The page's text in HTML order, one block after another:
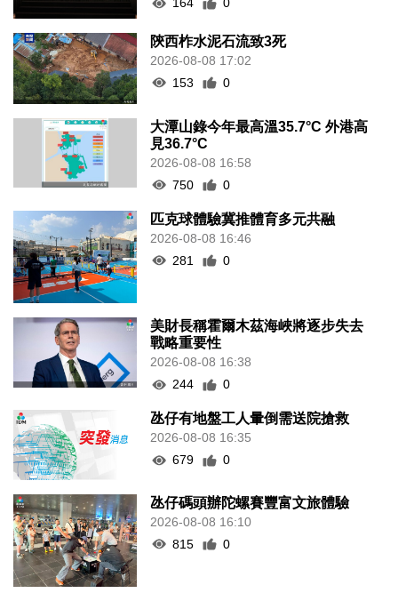
陝西柞水泥石流致3死
2026-08-08 17:02
153
0
大潭山錄今年最高溫35.7°C 外港高
見36.7°C
2026-08-08 16:58
750
0
匹克球體驗冀推體育多元共融
2026-08-08 16:46
281
0
美財長稱霍爾木茲海峽將逐步失去
戰略重要性
2026-08-08 16:38
244
0
氹仔有地盤工人暈倒需送院搶救
2026-08-08 16:35
679
0
氹仔碼頭辦陀螺賽豐富文旅體驗
2026-08-08 16:10
815
0